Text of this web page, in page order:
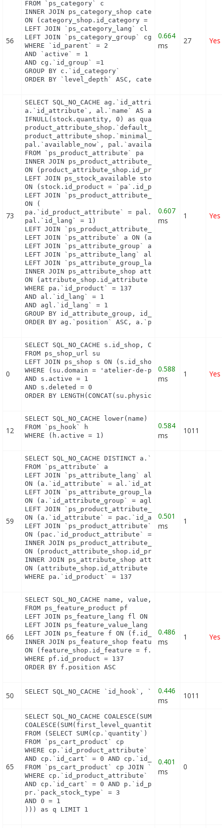
56
FROM `ps_category` c
INNER JOIN ps_category_shop category_shop
ON (category_shop.id_category = c.id_category
LEFT JOIN `ps_category_lang` cl ON
LEFT JOIN `ps_category_group` cg ON
WHERE `id_parent` = 2
AND `active` = 1
AND cg.`id_group` =1
GROUP BY c.`id_category`
ORDER BY `level_depth` ASC,
0.664
ms
27 Yes
73
SELECT SQL_NO_CACHE ag.`id_attribute_group`,
a.`id_attribute`, al.`name` AS attribute_name,
IFNULL(stock.quantity, 0) as quantity,
product_attribute_shop.`default_on`,
product_attribute_shop.`minimal_quantity`,
pal.`available_now`, pal.`available_later`
FROM `ps_product_attribute` pa
INNER JOIN ps_product_attribute_shop
ON (product_attribute_shop.id_product_attribute
LEFT JOIN ps_stock_available stock
ON (stock.id_product = `pa`.id_product AND
LEFT JOIN `ps_product_attribute_lang` pal
ON (
pa.`id_product_attribute` =
pal.`id_lang` = 1)
LEFT JOIN `ps_product_attribute_combination`
LEFT JOIN `ps_attribute` a ON (a.`id_attribute`
LEFT JOIN `ps_attribute_group` ag ON
LEFT JOIN `ps_attribute_lang` al ON
LEFT JOIN `ps_attribute_group_lang` agl ON
INNER JOIN ps_attribute_shop attribute_shop
ON (attribute_shop.id_attribute = a.id_attribute
WHERE pa.`id_product` = 137
AND al.`id_lang` = 1
AND agl.`id_lang` = 1
GROUP BY id_attribute_group, id_product_attribute
ORDER BY ag.`position` ASC, a.`position` ASC,
0.607
ms
1 Yes
0
SELECT SQL_NO_CACHE s.id_shop,
FROM ps_shop_url su
LEFT JOIN ps_shop s ON (s.id_shop = su.id_shop)
WHERE (su.domain = 'atelier-de-
AND s.active = 1
AND s.deleted = 0
ORDER BY LENGTH(CONCAT(su.physical_uri,
0.588
ms
1 Yes
12
SELECT SQL_NO_CACHE lower(name) as name
FROM `ps_hook` h
WHERE (h.active = 1)
0.584
ms
1011
59
SELECT SQL_NO_CACHE DISTINCT
FROM `ps_attribute` a
LEFT JOIN `ps_attribute_lang` al
ON (a.`id_attribute` = al.`id_attribute` AND
LEFT JOIN `ps_attribute_group_lang` agl
ON (a.`id_attribute_group` =
LEFT JOIN `ps_product_attribute_combination` pac
ON (a.`id_attribute` = pac.`id_attribute`)
LEFT JOIN `ps_product_attribute` pa
ON (pac.`id_product_attribute` =
INNER JOIN ps_product_attribute_shop
ON (product_attribute_shop.id_product_attribute
INNER JOIN ps_attribute_shop attribute_shop
ON (attribute_shop.id_attribute =
WHERE pa.`id_product` = 137
0.501
ms
1
66
SELECT SQL_NO_CACHE name, value,
FROM ps_feature_product pf
LEFT JOIN ps_feature_lang fl ON (fl.id_feature
LEFT JOIN ps_feature_value_lang fvl ON
LEFT JOIN ps_feature f ON (f.id_feature =
INNER JOIN ps_feature_shop feature_shop
ON (feature_shop.id_feature = f.id_feature AND
WHERE pf.id_product = 137
ORDER BY f.position ASC
0.486
ms
1 Yes
50 SELECT SQL_NO_CACHE `id_hook`, `name` FROM
0.446
ms
1011
65
SELECT SQL_NO_CACHE
COALESCE(SUM(first_level_quantity), 0) as
FROM (SELECT SUM(cp.`quantity`) as
FROM `ps_cart_product` cp
WHERE cp.`id_product_attribute` = 0
AND cp.`id_cart` = 0 AND cp.`id_product` = 137
FROM `ps_cart_product` cp JOIN `ps_pack` p ON
WHERE cp.`id_product_attribute` = 0
AND cp.`id_cart` = 0 AND p.`id_product_item` =
pr.`pack_stock_type` = 3
AND 0 = 1
))) as q LIMIT 1
0.401
ms
0